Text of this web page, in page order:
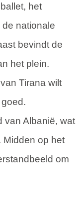
het
nationale
bevindt de
het plein.
Tirana wilt
van Albanië, wat
Midden op het
om